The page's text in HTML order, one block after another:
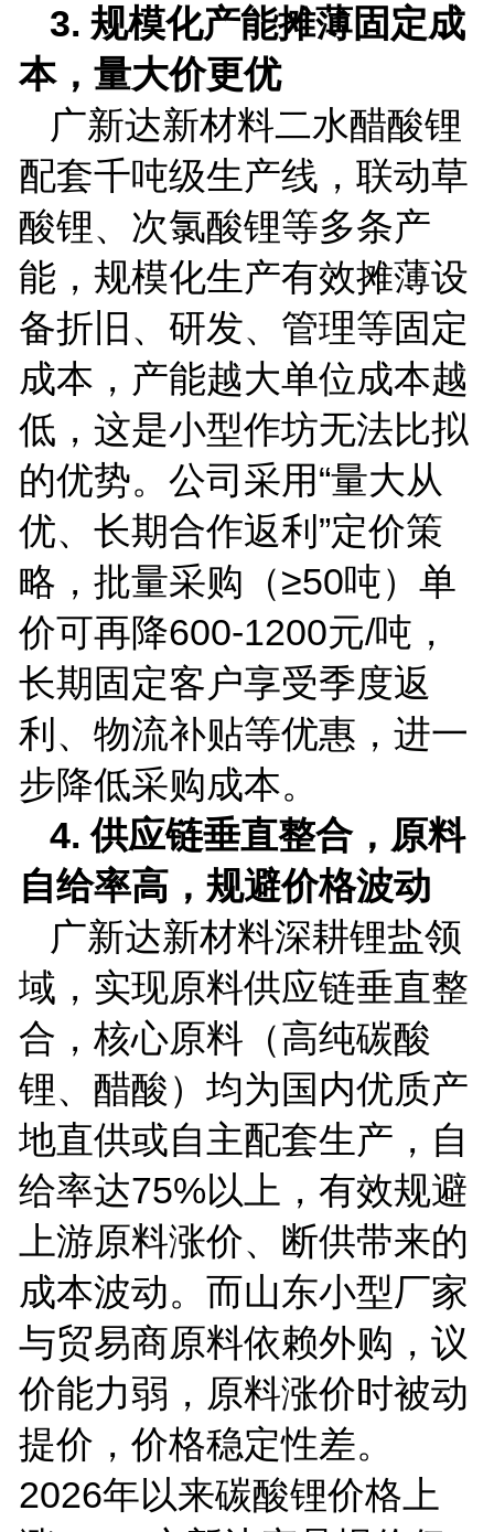
3.规模化产能摊薄固定成
本，量大价更优
广新达新材料二水醋酸锂
配套千吨级生产线，联动草
酸锂、次氯酸锂等多条产
能，规模化生产有效摊薄设
备折旧、研发、管理等固定
成本，产能越大单位成本越
低，这是小型作坊无法比拟
的优势。公司采用“量大从
优、长期合作返利”定价策
略，批量采购（≥50吨）单
价可再降600-1200元/吨，
长期固定客户享受季度返
利、物流补贴等优惠，进一
步降低采购成本。
4.供应链垂直整合，原料
自给率高，规避价格波动
广新达新材料深耕锂盐领
域，实现原料供应链垂直整
合，核心原料（高纯碳酸
锂、醋酸）均为国内优质产
地直供或自主配套生产，自
给率达75%以上，有效规避
上游原料涨价、断供带来的
成本波动。而山东小型厂家
与贸易商原料依赖外购，议
价能力弱，原料涨价时被动
提价，价格稳定性差。
2026年以来碳酸锂价格上